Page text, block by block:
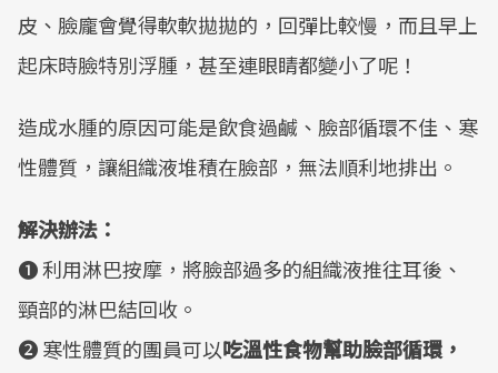
皮、臉龐會覺得軟軟拋拋的，回彈比較慢，而且早上
起床時臉特別浮腫，甚至連眼睛都變小了呢！
造成水腫的原因可能是飲食過鹹、臉部循環不佳、寒
性體質，讓組織液堆積在臉部，無法順利地排出。
解決辦法：
❶ 利用淋巴按摩，將臉部過多的組織液推往耳後、
頸部的淋巴結回收。
❷ 寒性體質的團員可以吃溫性食物幫助臉部循環，